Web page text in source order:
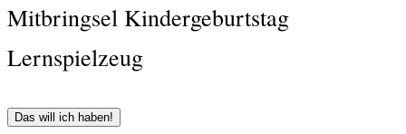
Mitbringsel Kindergeburtstag
Lernspielzeug
Das will ich haben!